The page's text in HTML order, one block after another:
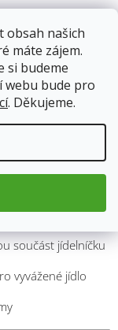
obsah našich
máte zájem.
si budeme
webu bude pro
. Děkujeme.
součást jídelníčku
vyvážené jídlo